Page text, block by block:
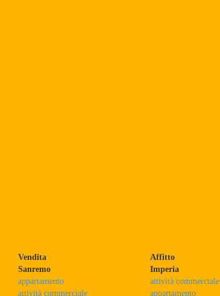
Vendita
Sanremo
appartamento
attività commerciale
Affitto
Imperia
attività commerciale
appartamento